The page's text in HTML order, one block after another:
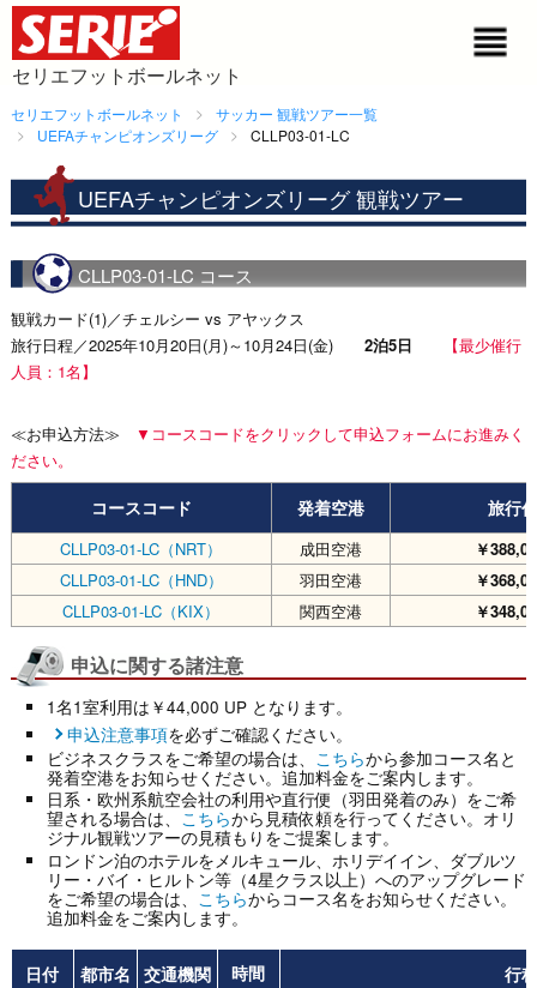
セリエフットボールネット
セリエフットボールネット
サッカー 観戦ツアー一覧
UEFAチャンピオンズリーグ
CLLP03-01-LC
UEFAチャンピオンズリーグ 観戦ツアー
CLLP03-01-LC コース
観戦カード(1)／チェルシー vs アヤックス
旅行日程／2025年10月20日(月)～10月24日(金) 2泊5日
【最少催行
人員：1名】
≪お申込方法≫
▼コースコードをクリックして申込フォームにお進みく
ださい。
コースコード 発着空港 旅行
CLLP03-01-LC（NRT） 成田空港
￥
CLLP03-01-LC（HND）
羽田空港
￥
CLLP03-01-LC（KIX）
関西空港 ￥
申込に関する諸注意
1名1室利用は￥44,000 UP となります。
申込注意事項を必ずご確認ください。
ビジネスクラスをご希望の場合は、
こちらから参加コース名と
発着空港をお知らせください。追加料金をご案内します。
日系・欧州系航空会社の利用や直行便（羽田発着のみ）をご希
望される場合は、 こちらから見積依頼を行ってください。オリ
ジナル観戦ツアーの見積もりをご提案します。
ロンドン泊のホテルをメルキュール、ホリデイイン、ダブルツ
リー・バイ・ヒルトン等（4星クラス以上）へのアップグレード
をご希望の場合は、 こちらからコース名をお知らせください。
追加料金をご案内します。
日付 都市名 交通機関 時間 行程